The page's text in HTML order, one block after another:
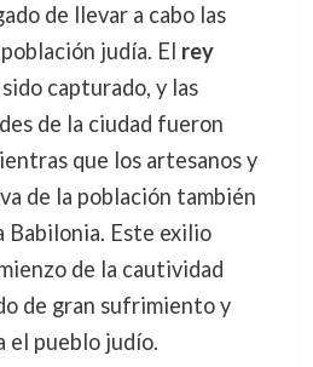
de llevar a cabo las
judía. El rey
capturado, y las
de la ciudad fueron
que los artesanos y
de la población también
Babilonia. Este exilio
de la cautividad
de gran sufrimiento y
el pueblo judío.